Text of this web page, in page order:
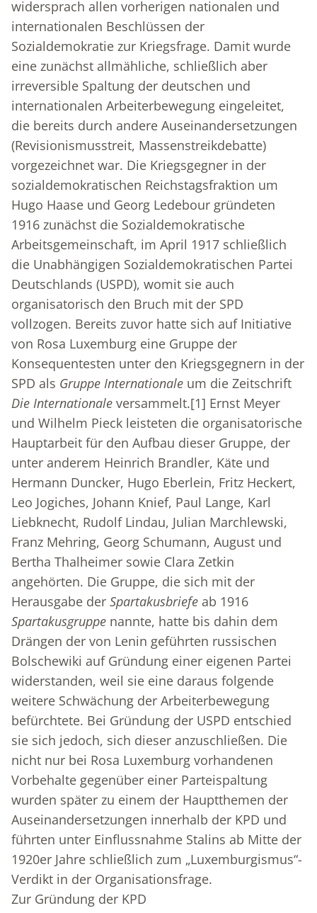
widersprach allen vorherigen nationalen und
internationalen Beschlüssen der
Sozialdemokratie zur Kriegsfrage. Damit wurde
eine zunächst allmähliche, schließlich aber
irreversible Spaltung der deutschen und
internationalen Arbeiterbewegung eingeleitet,
die bereits durch andere Auseinandersetzungen
(Revisionismusstreit, Massenstreikdebatte)
vorgezeichnet war. Die Kriegsgegner in der
sozialdemokratischen Reichstagsfraktion um
Hugo Haase und Georg Ledebour gründeten
1916 zunächst die Sozialdemokratische
Arbeitsgemeinschaft, im April 1917 schließlich
die Unabhängigen Sozialdemokratischen Partei
Deutschlands (USPD), womit sie auch
organisatorisch den Bruch mit der SPD
vollzogen. Bereits zuvor hatte sich auf Initiative
von Rosa Luxemburg eine Gruppe der
Konsequentesten unter den Kriegsgegnern in der
SPD als Gruppe Internationale um die Zeitschrift
Die Internationale versammelt.[1] Ernst Meyer
und Wilhelm Pieck leisteten die organisatorische
Hauptarbeit für den Aufbau dieser Gruppe, der
unter anderem Heinrich Brandler, Käte und
Hermann Duncker, Hugo Eberlein, Fritz Heckert,
Leo Jogiches, Johann Knief, Paul Lange, Karl
Liebknecht, Rudolf Lindau, Julian Marchlewski,
Franz Mehring, Georg Schumann, August und
Bertha Thalheimer sowie Clara Zetkin
angehörten. Die Gruppe, die sich mit der
Herausgabe der Spartakusbriefe ab 1916
Spartakusgruppe nannte, hatte bis dahin dem
Drängen der von Lenin geführten russischen
Bolschewiki auf Gründung einer eigenen Partei
widerstanden, weil sie eine daraus folgende
weitere Schwächung der Arbeiterbewegung
befürchtete. Bei Gründung der USPD entschied
sie sich jedoch, sich dieser anzuschließen. Die
nicht nur bei Rosa Luxemburg vorhandenen
Vorbehalte gegenüber einer Parteispaltung
wurden später zu einem der Hauptthemen der
Auseinandersetzungen innerhalb der KPD und
führten unter Einflussnahme Stalins ab Mitte der
1920er Jahre schließlich zum „Luxemburgismus“-
Verdikt in der Organisationsfrage.
Zur Gründung der KPD